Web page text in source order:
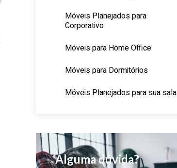
Móveis Planejados para
Corporativo
Móveis para Home Office
Móveis para Dormitórios
Móveis Planejados para sua sala
Alguma dúvida?